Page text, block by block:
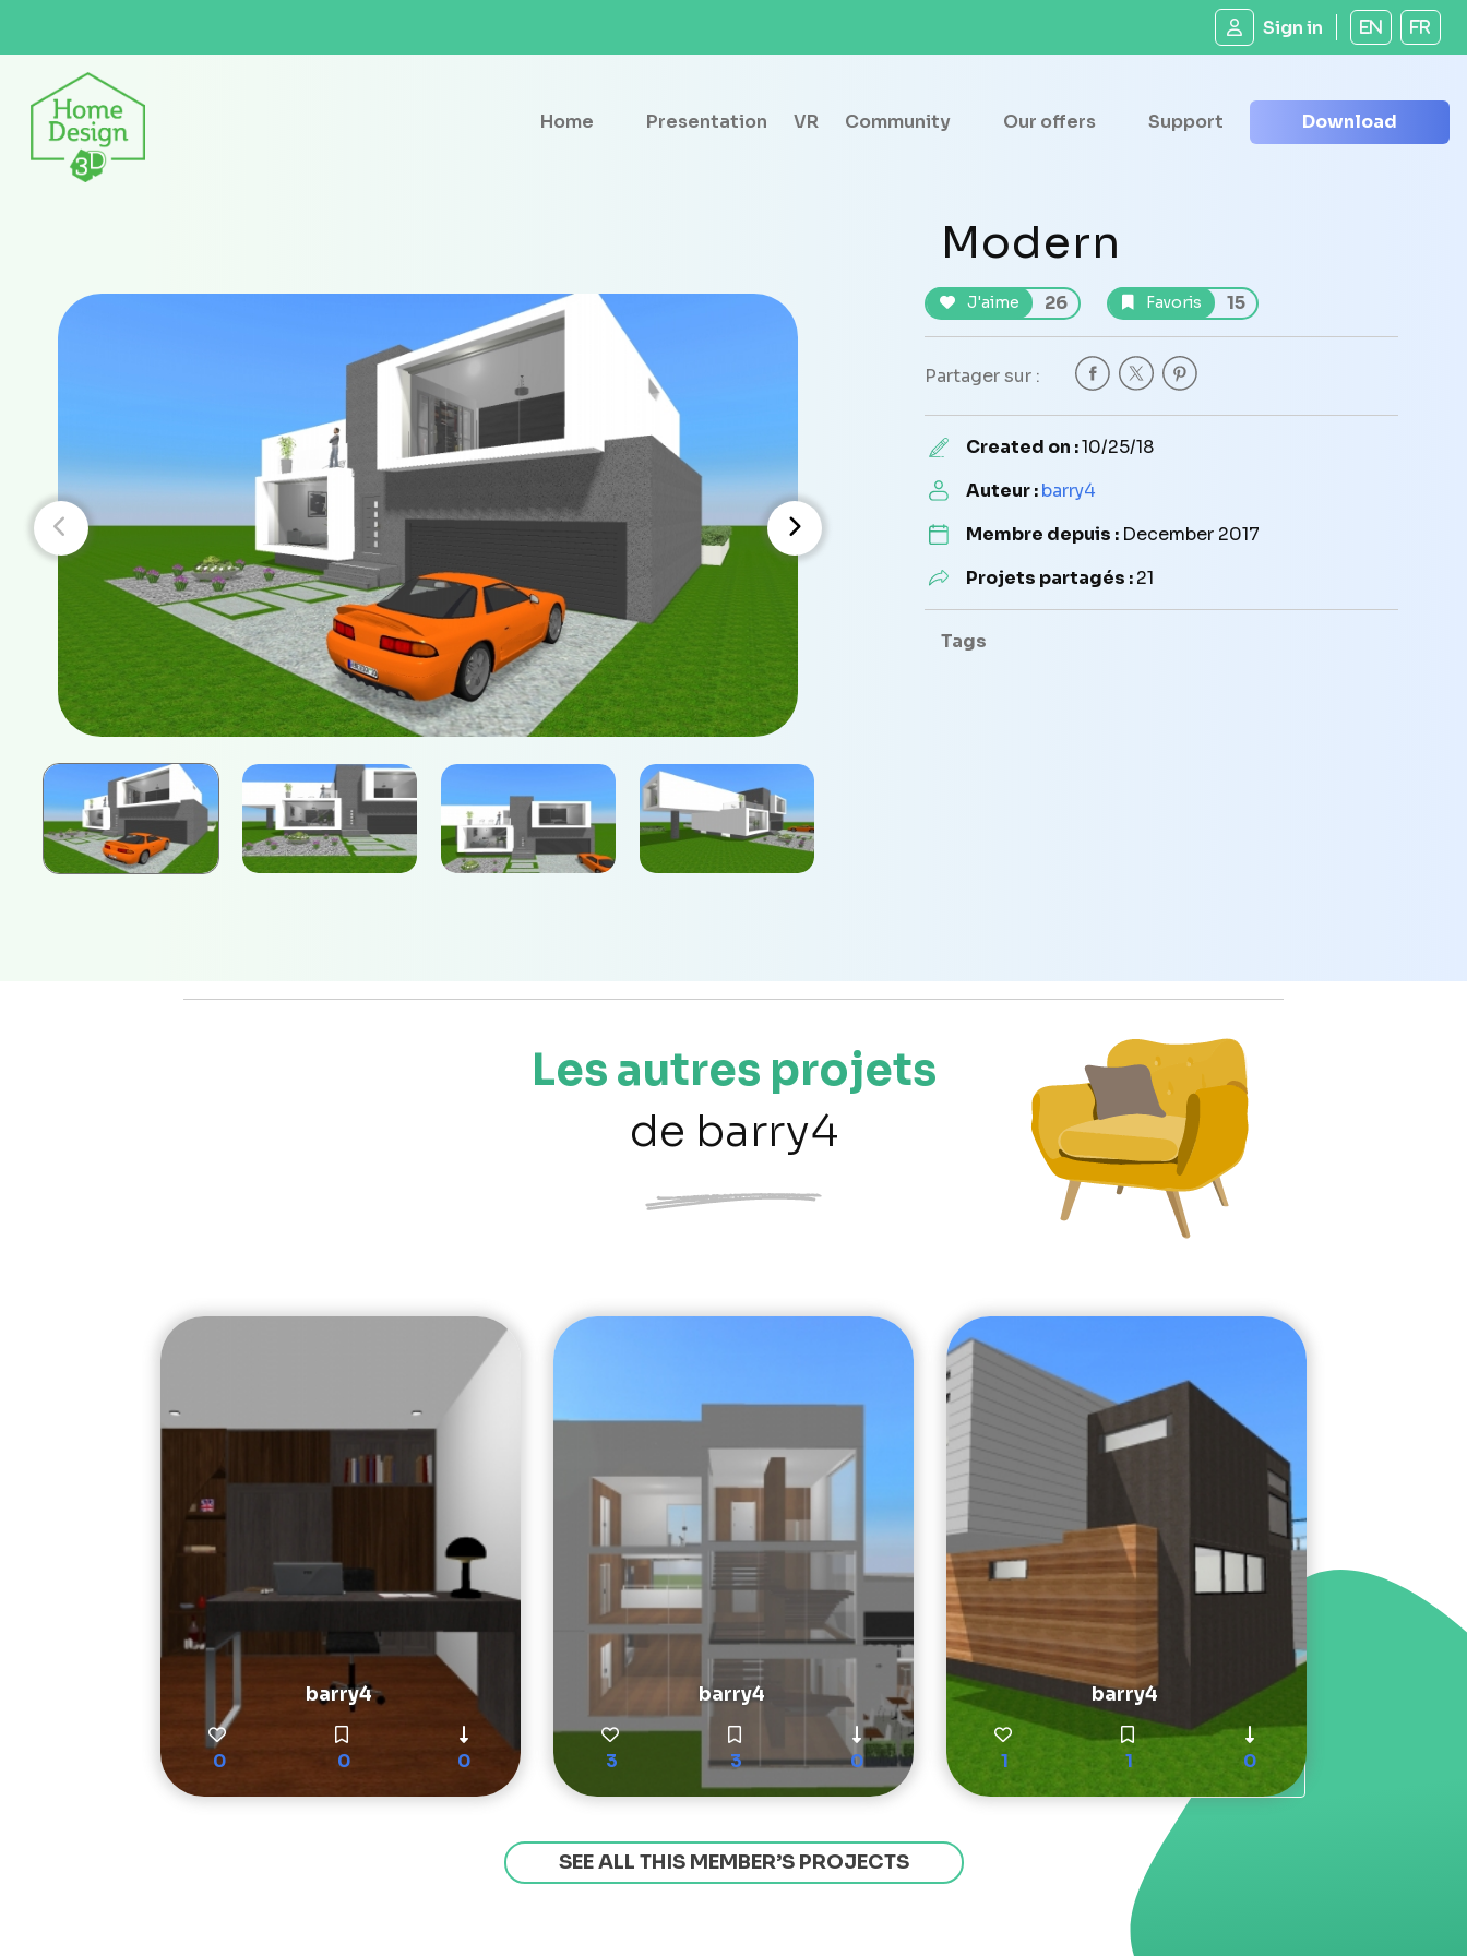
Sign in EN FR
Home Presentation VR Community Our offers Support Download
Modern
J'aime 26 Favoris 15
Partager sur :
Created on :10/25/18
Auteur :barry4
Membre depuis : December 2017
Projets partagés :21
Tags
Les autres projets
de barry4
barry4
0 0 0
barry4
3 3 0
barry4
1 1 0
SEE ALL THIS MEMBER’S PROJECTS